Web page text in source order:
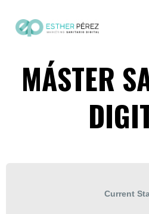
MÁSTER
Current